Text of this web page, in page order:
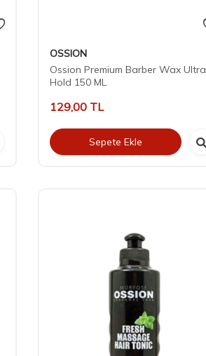
OSSION
Ossion Premium Barber Wax Ultra
Hold 150 ML
129,00TL
Sepete Ekle